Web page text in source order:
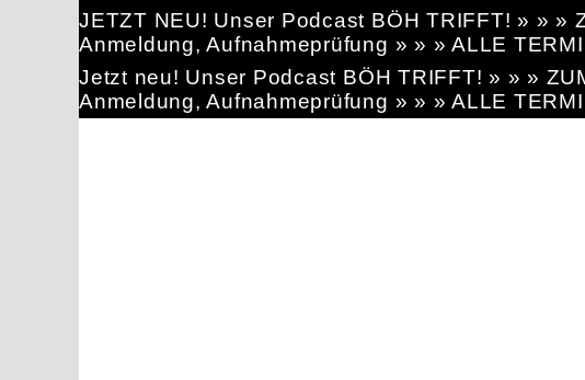
JETZT NEU! Unser Podcast BÖH TRIFFT! » » »
Anmeldung, Aufnahmeprüfung » » » ALLE
Jetzt neu! Unser Podcast BÖH TRIFFT! » » »
Anmeldung, Aufnahmeprüfung » » » ALLE